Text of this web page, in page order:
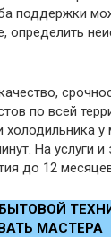
поддержки
определить
по всей
у
На услуги и
до 12
МАСТЕРА